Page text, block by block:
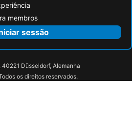
membros
sessão
40221 Düsseldorf, Alemanha
os direitos reservados.